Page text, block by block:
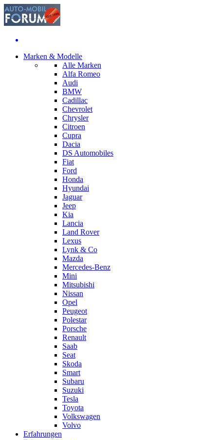
Marken & Modelle
Alle Marken
Alfa Romeo
Audi
BMW
Cadillac
Chevrolet
Chrysler
Citroen
Cupra
Dacia
DS Automobiles
Fiat
Ford
Honda
Hyundai
Jaguar
Jeep
Kia
Lancia
Land Rover
Lexus
Lynk & Co
Mazda
Mercedes-Benz
Mini
Mitsubishi
Nissan
Opel
Peugeot
Polestar
Porsche
Renault
Saab
Seat
Skoda
Smart
Subaru
Suzuki
Tesla
Toyota
Volkswagen
Volvo
Erfahrungen